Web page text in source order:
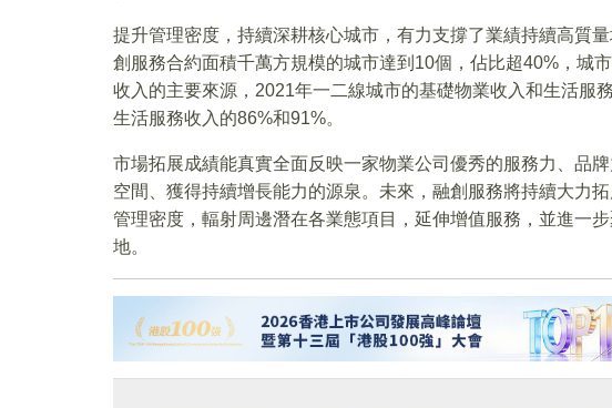
提升管理密度，持續深耕核心城市，有力支撐了業績持續高質
創服務合約面積千萬方規模的城市達到10個，佔比超40%，城
收入的主要來源，2021年一二線城市的基礎物業收入和生活服
生活服務收入的86%和91%。
市場拓展成績能真實全面反映一家物業公司優秀的服務力、品
空間、獲得持續增長能力的源泉。未來，融創服務將持續大力
管理密度，輻射周邊潛在各業態項目，延伸增值服務，並進一
地。